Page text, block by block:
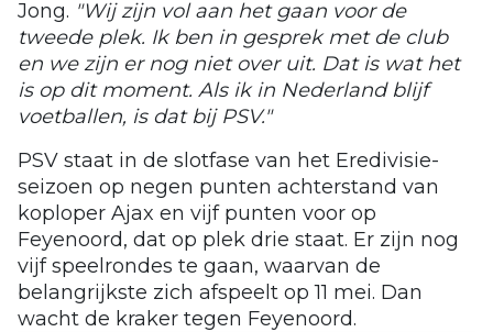
Jong. "Wij zijn vol aan het gaan voor de
tweede plek. Ik ben in gesprek met de club
en we zijn er nog niet over uit. Dat is wat het
is op dit moment. Als ik in Nederland blijf
voetballen, is dat bij PSV."
PSV staat in de slotfase van het Eredivisie-
seizoen op negen punten achterstand van
koploper Ajax en vijf punten voor op
Feyenoord, dat op plek drie staat. Er zijn nog
vijf speelrondes te gaan, waarvan de
belangrijkste zich afspeelt op 11 mei. Dan
wacht de kraker tegen Feyenoord.